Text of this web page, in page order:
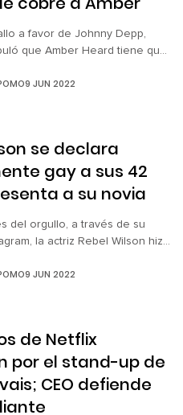
a favor de Johnny Depp,
que Amber Heard tiene que
cantidad que recibirá será
9 JUN 2022
se declara
gay a sus 42
a su novia
del orgullo, a través de su
la actriz Rebel Wilson hizo
con Ramona Agruma,
es más que evidente su
9 JUN 2022
de Netflix
por el stand-up de
CEO defiende